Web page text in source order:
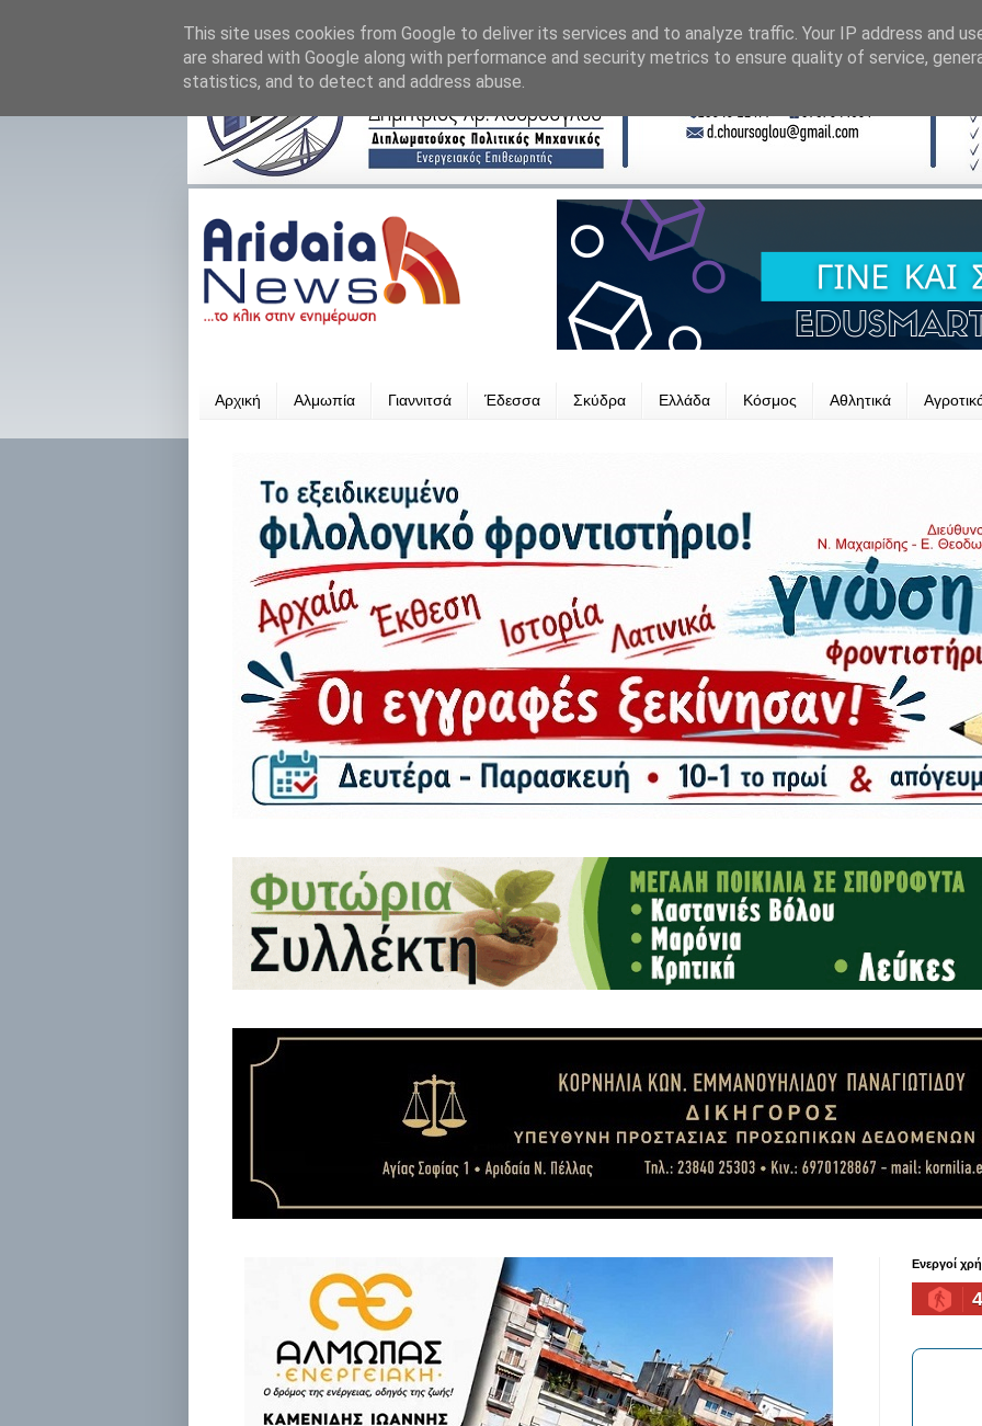
Αρχική Αλμωπία Γιαννιτσά Έδεσσα Σκύδρα Ελλάδα Κόσμος Αθλητικά
Ενεργοί
This site uses cookies from Google to deliver its services and to analyze traffic. Your IP address and
are shared with Google along with performance and security metrics to ensure quality of service,
statistics, and to detect and address abuse.